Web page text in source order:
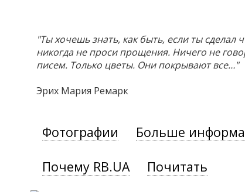
"Ты хочешь знать, как быть, если ты сделал
никогда не проси прощения. Ничего не
писем. Только цветы. Они покрывают все…"
Эрих Мария Ремарк
Фотографии Больше
Почему RB.UA Почитать